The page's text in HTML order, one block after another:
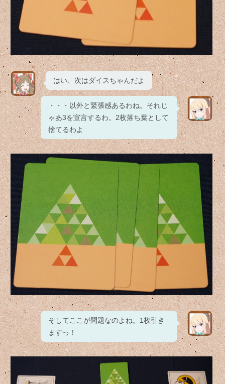
はい、次はダイスちゃんだよ
・・・以外と緊張感あるわね。それじ
ゃあ3を宣言するわ。2枚落ち葉として
捨てるわよ
そしてここが問題なのよね。1枚引き
ますっ！